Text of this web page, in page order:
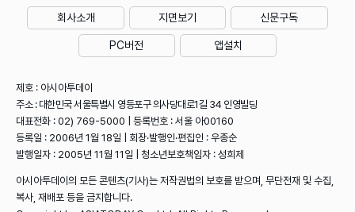
회사소개 지면보기 신문구독
PC버전 앱설치
제호 : 아시아투데이
주소 : 대한민국 서울특별시 영등포구 의사당대로1길 34 인영빌딩
대표전화 : 02) 769-5000 | 등록번호 : 서울 아00160
등록일 : 2006년 1월 18일 | 회장·발행인·편집인 : 우종순
발행일자 : 2005년 11월 11일 | 청소년보호책임자 : 성희제
아시아투데이의 모든 콘텐츠(기사)는 저작권법의 보호를 받으며, 무단전재 및 수집,
복사, 재배포 등을 금지합니다.